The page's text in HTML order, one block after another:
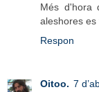
Més d'hora
aleshores es
Respon
Oitoo. 7